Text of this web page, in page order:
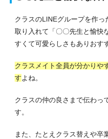
クラスのLINEグループを作
取り入れて「〇〇先生と愉快
すくて可愛らしさもありおす
クラスメイト全員が分かりや
すよね。
クラスの仲の良さまで伝わっ
す。
また、たとえクラス替えや卒